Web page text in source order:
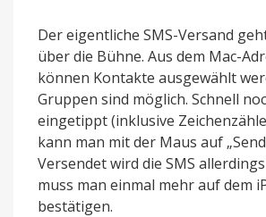
Der eigentliche SMS-Versand
über die Bühne. Aus dem Mac-
können Kontakte ausgewählt
Gruppen sind möglich. Schnell
eingetippt (inklusive
kann man mit der Maus auf
Versendet wird die SMS
muss man einmal mehr auf dem
bestätigen.